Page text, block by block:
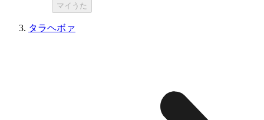
マイうた
タラヘボァ